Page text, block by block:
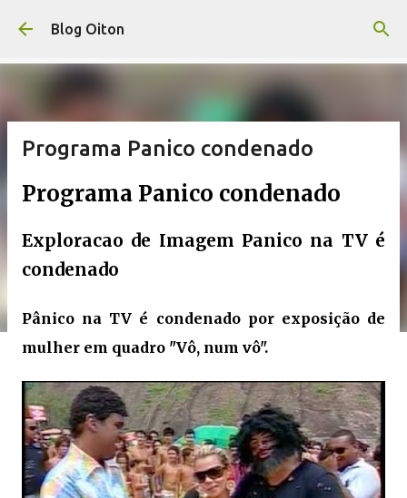
Pular para o conteúdo principal
Blog Oiton
Programa Panico condenado
Programa Panico condenado
Exploracao de Imagem Panico na TV é
condenado
Pânico na TV é condenado por exposição de
mulher em quadro "Vô, num vô".